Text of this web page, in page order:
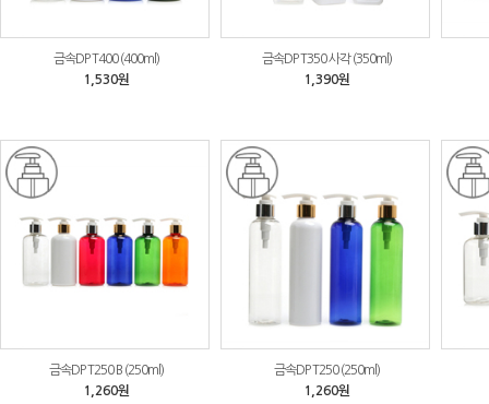
금속DP T400 (400ml)
1,530원
금속DP T350 사각 (350ml)
1,390원
금속DP T250 B (250ml)
1,260원
금속DP T250 (250ml)
1,260원